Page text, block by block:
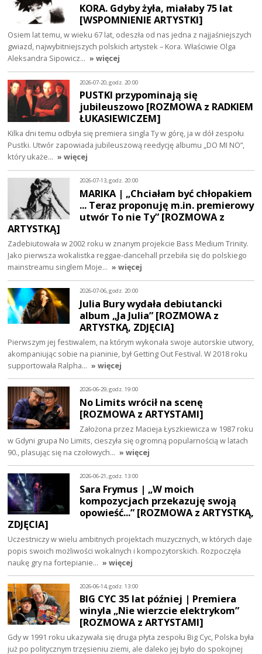
KORA. Gdyby żyła, miałaby 75 lat
[WSPOMNIENIE ARTYSTKI]
Osiem lat temu, w wieku 67 lat, odeszła od nas jedna z najjaśniejszych
gwiazd, najwybitniejszych polskich artystek – Kora. Właściwie Olga
Aleksandra Sipowicz… » więcej
2026-07-20, godz. 20:00
PUSTKI przypominają się
jubileuszowo [ROZMOWA z RADKIEM
ŁUKASIEWICZEM]
Kilka dni temu odbyła się premiera singla Ty w górę, ja w dół zespołu
Pustki. Utwór zapowiada jubileuszową reedycję albumu „DO MI NO”,
który ukaże… » więcej
2026-07-13, godz. 20:00
MARIKA | „Chciałam być chłopakiem
... Teraz proponuję m.in. premierowy
utwór To nie Ty” [ROZMOWA z
ARTYSTKĄ]
Zadebiutowała w 2002 roku w znanym projekcie Bass Medium Trinity.
Jako pierwsza wokalistka reggae-dancehall przebiła się do polskiego
mainstreamu singlem Moje… » więcej
2026-07-06, godz. 20:00
Julia Bury wydała debiutancki
album „Ja Julia” [ROZMOWA z
ARTYSTKĄ, ZDJĘCIA]
Pierwszym jej festiwalem, na którym wykonała swoje autorskie utwory,
akompaniując sobie na pianinie, był Getting Out Festival. W 2018 roku
supportowała Ralpha… » więcej
2026-06-29, godz. 19:00
No Limits wrócił na scenę
[ROZMOWA z ARTYSTAMI]
Założona przez Macieja Łyszkiewicza w 1987 roku
w Gdyni grupa No Limits, cieszyła się ogromną popularnością w latach
90., plasując się na czołowych… » więcej
2026-06-21, godz. 13:00
Sara Frymus | „W moich
kompozycjach przekazuję swoją
opowieść...” [ROZMOWA z ARTYSTKĄ,
ZDJĘCIA]
Uczestniczy w wielu ambitnych projektach muzycznych, w których daje
popis swoich możliwości wokalnych i kompozytorskich. Rozpoczęła
naukę gry na fortepianie… » więcej
2026-06-14, godz. 13:00
BIG CYC 35 lat później | Premiera
winyla „Nie wierzcie elektrykom”
[ROZMOWA z ARTYSTAMI]
Gdy w 1991 roku ukazywała się druga płyta zespołu Big Cyc, Polska była
już po politycznym trzęsieniu ziemi, ale daleko jej było do spokojnej